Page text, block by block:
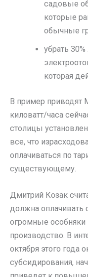
садовые
которые
обычные
убрать
которая
В пример приводят
киловатт/часа
столицы
все, что
оплачиваться по
существующему.
Дмитрий Козак
должна оплачивать
огромные
производство. В
октября этого года
субсидирования,